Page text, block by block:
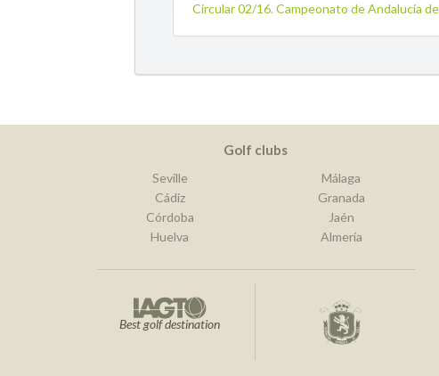
Circular 02/16. Campeonato de Andalucía
Golf clubs
Seville
Cádiz
Córdoba
Huelva
Málaga
Granada
Jaén
Almería
Best golf destination